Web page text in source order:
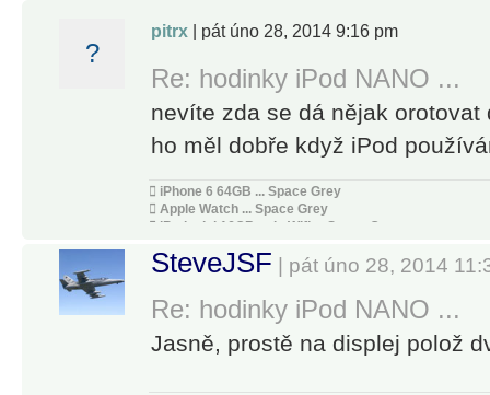
?
pitrx | pát úno 28, 2014 9:16 pm
Re: hodinky iPod NANO ...
nevíte zda se dá nějak
ho měl dobře když iPod
 iPhone 6 64GB ... Space Grey
 Apple Watch ... Space Grey
 iPad mini 16GB only Wifi ... Space Grey
 iPhone 3GS 32GB ... White
SteveJSF | pát úno 28, 2014
Re: hodinky iPod NANO ...
Jasně, prostě na displej polož